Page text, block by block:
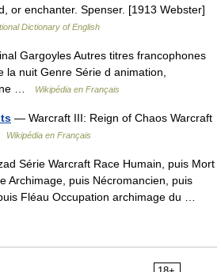
or enchanter. Spenser. [1913 Webster]
Dictionary of English
Gargoyles Autres titres francophones
la nuit Genre Série d animation,
…
Wikipédia en Français
— Warcraft III: Reign of Chaos Warcraft
Wikipédia en Français
Série Warcraft Race Humain, puis Mort
Archimage, puis Nécromancien, puis
Fléau Occupation archimage du …